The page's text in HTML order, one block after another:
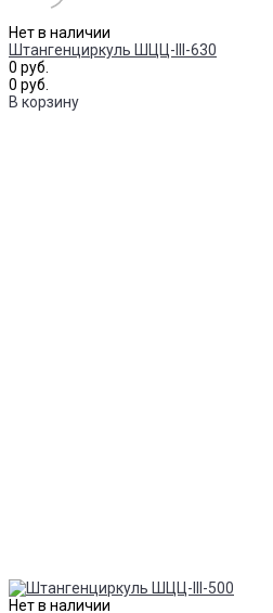
Нет в наличии
Штангенциркуль ШЦЦ-III-630
0 руб.
0 руб.
В корзину
Нет в наличии